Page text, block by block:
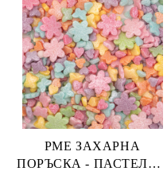
PME ЗАХАРНА
ПОРЪСКА - ПАСТЕЛНА